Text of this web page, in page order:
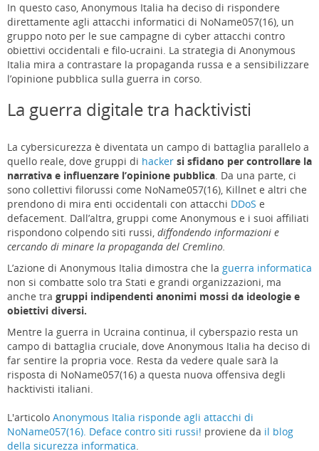
In questo caso, Anonymous Italia ha deciso di rispondere
direttamente agli attacchi informatici di NoName057(16), un
gruppo noto per le sue campagne di cyber attacchi contro
obiettivi occidentali e filo-ucraini. La strategia di Anonymous
Italia mira a contrastare la propaganda russa e a sensibilizzare
l’opinione pubblica sulla guerra in corso.
La guerra digitale tra hacktivisti
La cybersicurezza è diventata un campo di battaglia parallelo a
quello reale, dove gruppi di hacker si sfidano per controllare la
narrativa e influenzare l’opinione pubblica. Da una parte, ci
sono collettivi filorussi come NoName057(16), Killnet e altri che
prendono di mira enti occidentali con attacchi DDoS e
defacement. Dall’altra, gruppi come Anonymous e i suoi affiliati
rispondono colpendo siti russi, diffondendo informazioni e
cercando di minare la propaganda del Cremlino.
L’azione di Anonymous Italia dimostra che la guerra informatica
non si combatte solo tra Stati e grandi organizzazioni, ma
anche tra gruppi indipendenti anonimi mossi da ideologie e
obiettivi diversi.
Mentre la guerra in Ucraina continua, il cyberspazio resta un
campo di battaglia cruciale, dove Anonymous Italia ha deciso di
far sentire la propria voce. Resta da vedere quale sarà la
risposta di NoName057(16) a questa nuova offensiva degli
hacktivisti italiani.
L'articolo Anonymous Italia risponde agli attacchi di
NoName057(16). Deface contro siti russi! proviene da il blog
della sicurezza informatica.